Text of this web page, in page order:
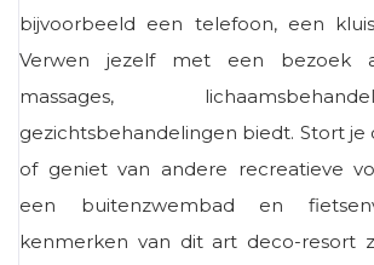
bijvoorbeeld een telefoon, een
Verwen jezelf met een bezoek
massages,
gezichtsbehandelingen biedt. Stort je
of geniet van andere recreatieve
een buitenzwembad en
kenmerken van dit art deco-resort